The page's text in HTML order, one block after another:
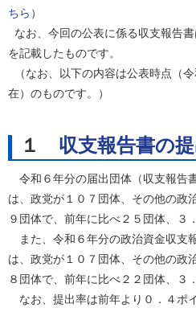
ちら ）
なお、今回の公表に係る収支報告
を記載したものです。
（なお、以下の内容は公表時点（
在）のものです。）
１ 収支報告書の
令和６年分の届出団体（収支報告
は、政党が１０７団体、その他の政
９団体で、前年に比べ２５団体、３
また、令和６年分の政治資金収支
は、政党が１０７団体、その他の政
８団体で、前年に比べ２２団体、３
なお、提出率は前年より０．４ポ